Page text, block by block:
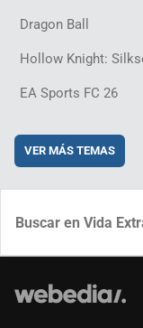
Dragon Ball
Hollow Knight:
EA Sports FC 26
VER MÁS TEMAS